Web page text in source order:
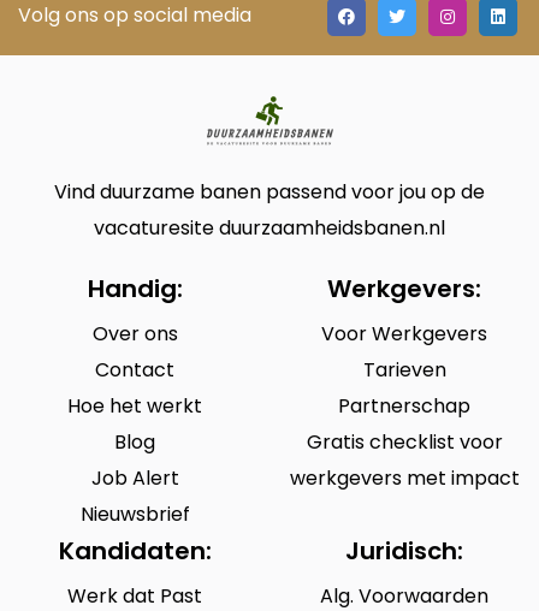
Volg ons op social media
Vind duurzame banen passend voor jou op de
vacaturesite duurzaamheidsbanen.nl
Handig:
Over ons
Contact
Hoe het werkt
Blog
Job Alert
Nieuwsbrief
Werkgevers:
Voor Werkgevers
Tarieven
Partnerschap
Gratis checklist voor
werkgevers met impact
Kandidaten:
Werk dat Past
Juridisch:
Alg. Voorwaarden